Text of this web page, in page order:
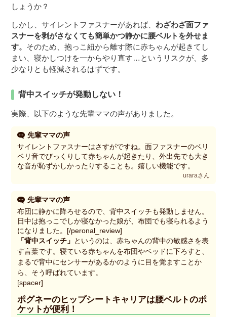
しょうか？
しかし、サイレントファスナーがあれば、わざわざ面ファ
スナーを剥がさなくても簡単かつ静かに腰ベルトを外せま
す。 そのため、抱っこ紐から離す際に赤ちゃんが起きてし
まい、寝かしつけを一からやり直す…というリスクが、多
少なりとも軽減されるはずです。
背中スイッチが発動しない！
実際、以下のような先輩ママの声がありました。
先輩ママの声
サイレントファスナーはさすがですね。面ファスナーのベリ
ベリ音でびっくりして赤ちゃんが起きたり、外出先でも大き
な音が恥ずかしかったりすることも。嬉しい機能です。
uraraさん
先輩ママの声
布団に静かに降ろせるので、背中スイッチも発動しません。
日中は抱っこでしか寝なかった娘が、布団でも寝られるよう
になりました。[/peronal_review]
「背中スイッチ」 というのは、赤ちゃんの背中の敏感さを表
す言葉です。寝ている赤ちゃんを布団やベッドに下ろすと、
まるで背中にセンサーがあるかのように目を覚ますことか
ら、そう呼ばれています。
[spacer]
ポグネーのヒップシートキャリアは腰ベルトのポ
ケットが便利！